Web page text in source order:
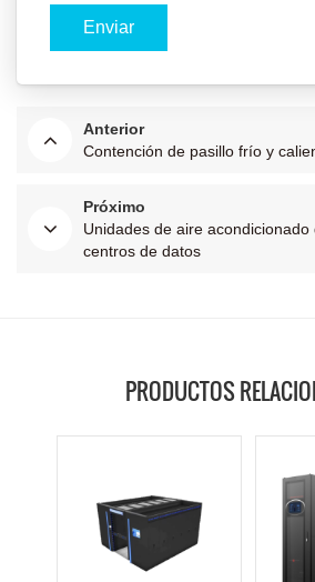
Anterior
Contención de pasillo frío y
Próximo
Unidades de aire
centros de datos
PRODUCTOS